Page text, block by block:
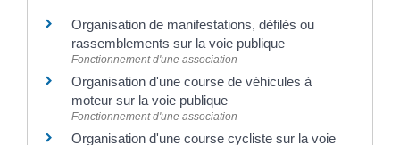
Organisation de manifestations, défilés ou
rassemblements sur la voie publique
Fonctionnement d'une association
Organisation d'une course de véhicules à
moteur sur la voie publique
Fonctionnement d'une association
Organisation d'une course cycliste sur la voie